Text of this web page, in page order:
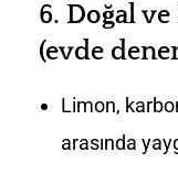
6. Doğal
(evde
Limon,
arasında